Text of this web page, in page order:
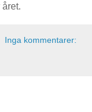
Inga kommentarer: